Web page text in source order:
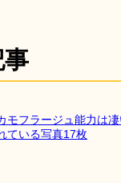
モフラージュ能力は
ている写真17枚